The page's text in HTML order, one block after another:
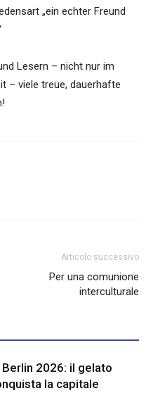
„ein echter Freund
Lesern – nicht nur im
– viele treue, dauerhafte
Articolo successivo
Per una comunione
interculturale
2026: il gelato
la capitale